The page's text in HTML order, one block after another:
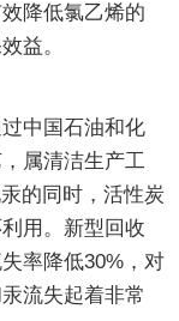
降低氯乙烯的
益。
中国石油和化
属清洁生产工
的同时，活性炭
用。新型回收
率降低30%，对
流失起着非常